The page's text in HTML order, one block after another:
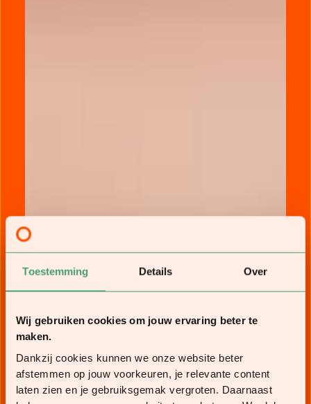
Toestemming Details Over
Wij gebruiken cookies om jouw ervaring beter te
maken.
Dankzij cookies kunnen we onze website beter
afstemmen op jouw voorkeuren, je relevante content
laten zien en je gebruiksgemak vergroten. Daarnaast